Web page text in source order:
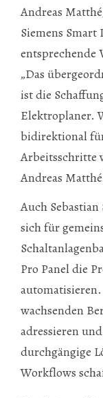
Andreas
Siemens
entsprechende
„Das
ist die
Elektroplaner.
bidirektional
Arbeitsschritte
Andreas
Auch
sich für
Pro Panel die
wachsenden
adressieren
durchgängige
Workflows